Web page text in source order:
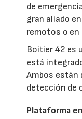
de
gran aliado
remotos o
Boitier 42 es
está
Ambos están
detección de
Plataforma